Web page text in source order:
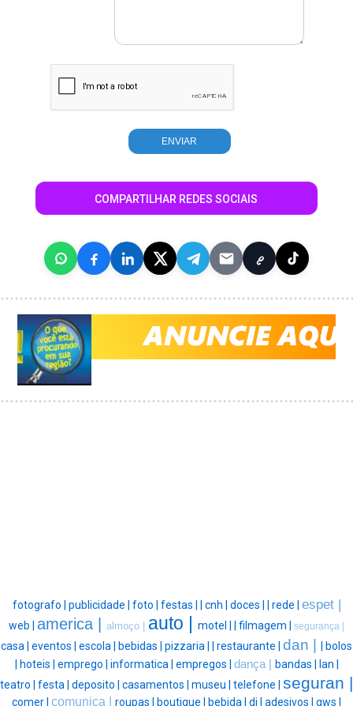
COMPARTILHAR REDES SOCIAIS
fotografo | publicidade | foto | festas | | cnh | doces | | rede | espet |
web | america | almoço | auto | motel | | filmagem | segurança |
casa | eventos | escola | bebidas | pizzaria | | restaurante | dan | | bolos
| hoteis | emprego | informatica | empregos | dança | bandas | lan |
teatro | festa | deposito | casamentos | museu | telefone | seguran |
comer | comunica | roupas | boutique | bebida | dj | adesivos | gws |